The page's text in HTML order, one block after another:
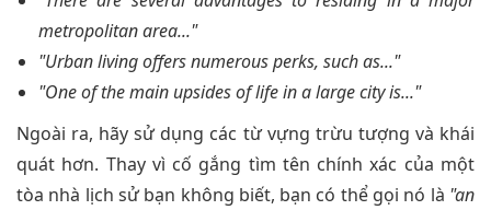
metropolitan area..."
"Urban living offers numerous perks, such as..."
"One of the main upsides of life in a large city is..."
Ngoài ra, hãy sử dụng các từ vựng trừu tượng và khái
quát hơn. Thay vì cố gắng tìm tên chính xác của một
tòa nhà lịch sử bạn không biết, bạn có thể gọi nó là "an